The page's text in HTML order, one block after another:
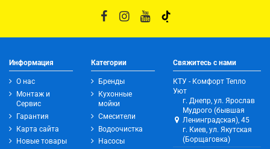
Информация
О нас
Монтаж и
Сервис
Гарантия
Карта сайта
Новые товары
Категории
Бренды
Кухонные
мойки
Смесители
Водоочистка
Насосы
Свяжитесь с нами
КТУ - Комфорт Тепло
Уют
г. Днепр, ул. Ярослав
Мудрого (бывшая
Ленинградская), 45
г. Киев, ул. Якутская
(Борщаговка)